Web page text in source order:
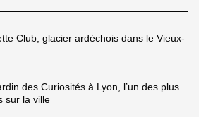
Club, glacier ardéchois dans le Vieux-
des Curiosités à Lyon, l’un des plus
sur la ville